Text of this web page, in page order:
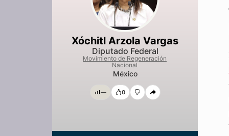
Xóchitl Arzola Vargas
Diputado Federal
Movimiento de Regeneración
Nacional
México
— 0